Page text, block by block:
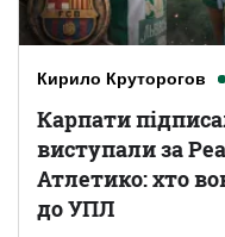
Кирило Круторогов
Карпати
виступали за
Атлетико: хто
до УПЛ